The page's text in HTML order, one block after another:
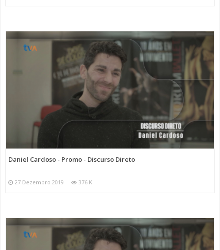
Daniel Cardoso - Promo - Discurso Direto
27 Dezembro 2019 376 K